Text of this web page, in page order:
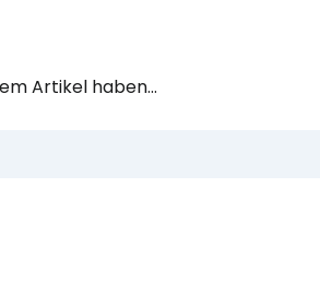
Artikel haben...